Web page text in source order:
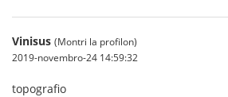
Vinisus (Montri la profilon)
2019-novembro-24 14:59:32
topografio